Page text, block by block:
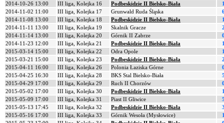
2014-10-26 13:00
III liga, Kolejka 16 Podbeskidzie II Bielsko-Biała
2014-11-02 11:00
III liga, Kolejka 17 Grunwald Ruda Śląska
2014-11-08 13:00
III liga, Kolejka 18 Podbeskidzie II Bielsko-Biała
2014-11-11 13:00
III liga, Kolejka 19 Skalnik Gracze
2014-11-14 13:00
III liga, Kolejka 20 Górnik II Zabrze
2014-11-23 12:00
III liga, Kolejka 21 Podbeskidzie II Bielsko-Biała
2015-03-14 15:00
III liga, Kolejka 22 Odra Opole
2015-03-21 15:00
III liga, Kolejka 23 Podbeskidzie II Bielsko-Biała
2015-04-11 16:00
III liga, Kolejka 26 Polonia Łaziska Górne
2015-04-25 16:30
III liga, Kolejka 28 BKS Stal Bielsko-Biała
2015-04-29 17:00
III liga, Kolejka 29 Ruch II Chorzów
2015-05-02 17:00
III liga, Kolejka 30 Podbeskidzie II Bielsko-Biała
2015-05-09 17:00
III liga, Kolejka 31 Piast II Gliwice
2015-05-13 17:45
III liga, Kolejka 32 Podbeskidzie II Bielsko-Biała
2015-05-16 17:00
III liga, Kolejka 33 Górnik Wesoła (Mysłowice)